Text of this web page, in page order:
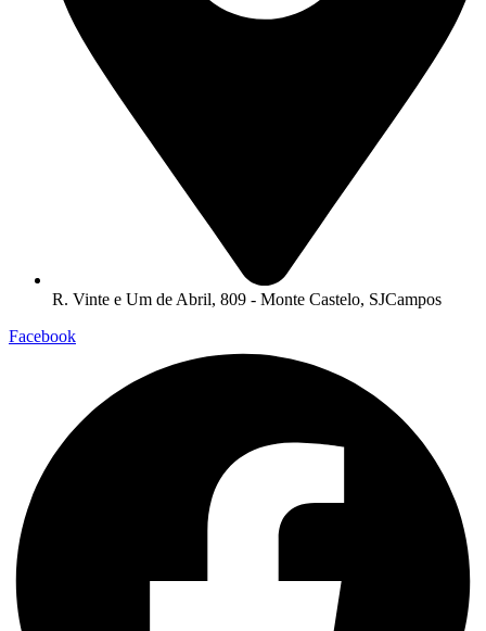
R. Vinte e Um de Abril, 809 - Monte Castelo, SJCampos
Facebook